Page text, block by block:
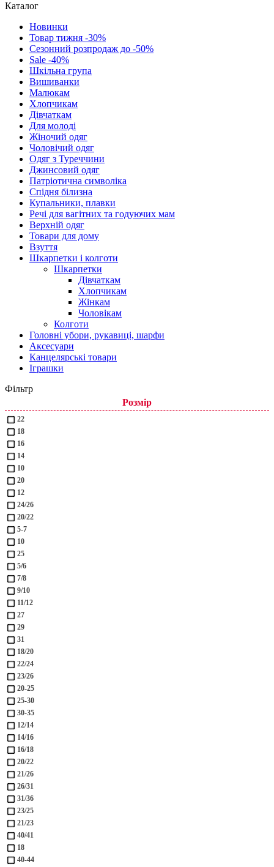
Каталог
Новинки
Товар тижня -30%
Сезонний розпродаж до -50%
Sale -40%
Шкільна група
Вишиванки
Малюкам
Хлопчикам
Дівчаткам
Для молоді
Жіночий одяг
Чоловічий одяг
Одяг з Туреччини
Джинсовий одяг
Патріотична символіка
Спідня білизна
Купальники, плавки
Речі для вагітних та годуючих мам
Верхній одяг
Товари для дому
Взуття
Шкарпетки і колготи
Шкарпетки
Дівчаткам
Хлопчикам
Жінкам
Чоловікам
Колготи
Головні убори, рукавиці, шарфи
Аксесуари
Канцелярські товари
Іграшки
Фільтр
Розмір
22
18
16
14
10
20
12
24/26
20/22
5-7
10
25
5/6
7/8
9/10
11/12
27
29
31
18/20
22/24
23/26
20-25
25-30
30-35
12/14
14/16
16/18
20/22
21/26
26/31
31/36
23/25
21/23
40/41
18
40-44